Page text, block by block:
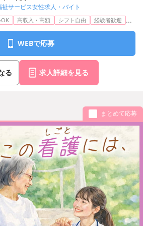
サービス女性求人・バイト
OK 高収入・高額 シフト自由 経験者歓迎 ...
WEBで応募
る 求人詳細を見る
まとめて応募